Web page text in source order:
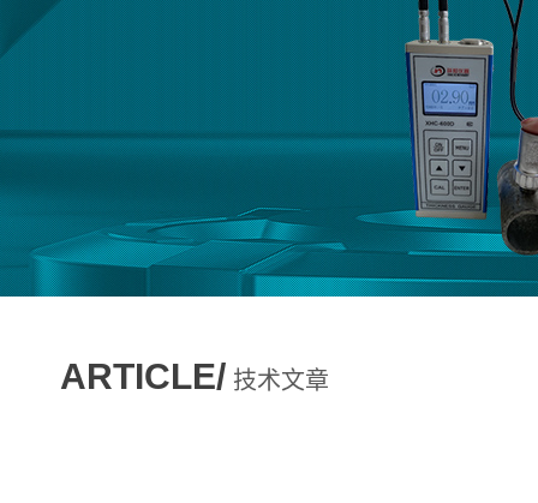
ARTICLE/ 技术文章